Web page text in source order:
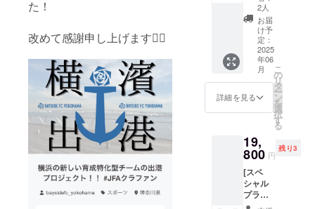
た！
改めて感謝申し上げます🙇‍♂️
orビッ
グシル
エットT
シャツ
+ポーチ
+タオル
+キーホ
ルダー
+ステッ
カー
2人
お届
け予
定：
2025
年06
月
詳細を見る
こ
の
リ
タ
ー
ン
を
選
択
す
る
19,
800 円
残り3
[スペ
シャル
プラン]
ユニ